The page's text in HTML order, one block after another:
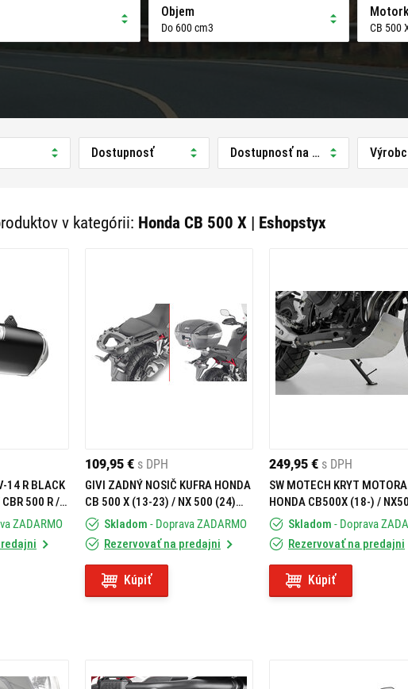
Objem
Do 600 cm3 CB 500
Dostupnosť Dostupnosť na predajni
v kategórii: Honda CB 500 X | Eshopstyx
14 R BLACK
500 R /
500
ZADARMO
109,95 € s DPH
GIVI ZADNÝ NOSIČ KUFRA HONDA
CB 500 X (13-23) / NX 500 (24)
SR1171Skladom - Doprava ZADARMO
Rezervovať na predajni
Kúpiť
249,95 € s DPH
SW MOTECH KRYT MOTORA
HONDA CB500X (18-) /
(23-)Skladom - Doprava
Rezervovať na predajni
Kúpiť